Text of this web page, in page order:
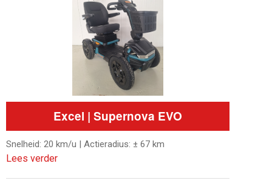
Excel | Supernova EVO
Snelheid: 20 km/u | Actieradius: ± 67 km
Lees verder